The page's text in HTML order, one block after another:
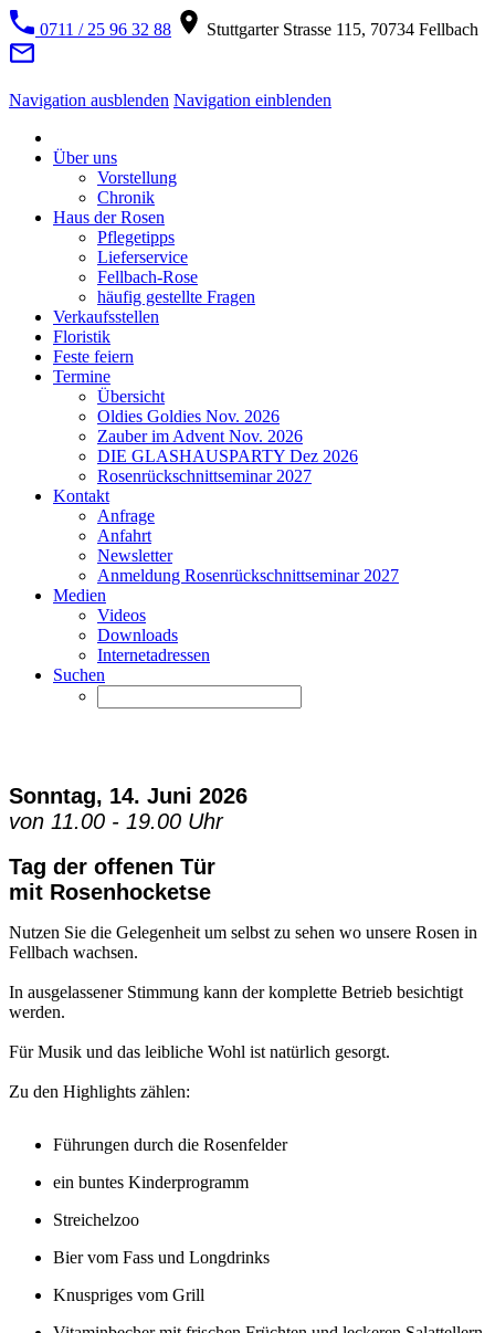
0711 / 25 96 32 88 Stuttgarter Strasse 115, 70734 Fellbach
Navigation ausblenden Navigation einblenden
Über uns
Vorstellung
Chronik
Haus der Rosen
Pflegetipps
Lieferservice
Fellbach-Rose
häufig gestellte Fragen
Verkaufsstellen
Floristik
Feste feiern
Termine
Übersicht
Oldies Goldies Nov. 2026
Zauber im Advent Nov. 2026
DIE GLASHAUSPARTY Dez 2026
Rosenrückschnittseminar 2027
Kontakt
Anfrage
Anfahrt
Newsletter
Anmeldung Rosenrückschnittseminar 2027
Medien
Videos
Downloads
Internetadressen
Suchen
Sonntag, 14. Juni 2026
von 11.00 - 19.00 Uhr
Tag der offenen Tür
mit Rosenhocketse
Nutzen Sie die Gelegenheit um selbst zu sehen wo unsere Rosen in
Fellbach wachsen.
In ausgelassener Stimmung kann der komplette Betrieb besichtigt
werden.
Für Musik und das leibliche Wohl ist natürlich gesorgt.
Zu den Highlights zählen:
Führungen durch die Rosenfelder
ein buntes Kinderprogramm
Streichelzoo
Bier vom Fass und Longdrinks
Knuspriges vom Grill